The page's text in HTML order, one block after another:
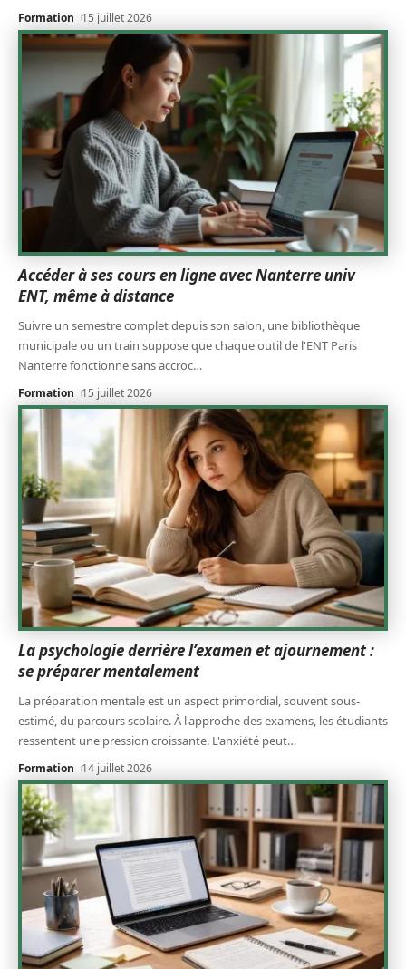
Formation 15 juillet 2026
Accéder à ses cours en ligne avec Nanterre univ
ENT, même à distance
Suivre un semestre complet depuis son salon, une bibliothèque
municipale ou un train suppose que chaque outil de l'ENT Paris
Nanterre fonctionne sans accroc…
Formation 15 juillet 2026
La psychologie derrière l’examen et ajournement :
se préparer mentalement
La préparation mentale est un aspect primordial, souvent sous-
estimé, du parcours scolaire. À l'approche des examens, les étudiants
ressentent une pression croissante. L'anxiété peut…
Formation 14 juillet 2026